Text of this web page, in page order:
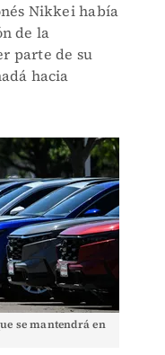
Nikkei había
de la
parte de su
hacia
se mantendrá en